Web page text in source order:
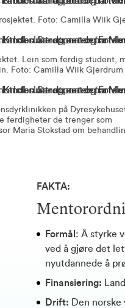
Foto: Camilla Wiik
Lein som ferdig student,
Foto: Camilla Wiik Gjerdrum
på
ferdigheter de trenger som
Maria Stokstad om
FAKTA:
Formål : Å styrke
ved å gjøre det
nyutdannede å
Finansiering:
Drift: Den